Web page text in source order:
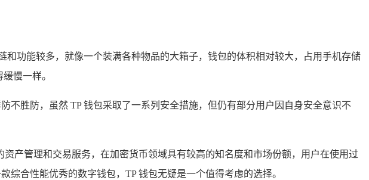
功能较多，就像一个装满各种物品的大箱子，钱包的体积相对较大，占用手机存储
慢一样。
胜防，虽然 TP 钱包采取了一系列安全措施，但仍有部分用户因自身安全意识不
产管理和交易服务，在加密货币领域具有较高的知名度和市场份额，用户在使用过
合性能优秀的数字钱包，TP 钱包无疑是一个值得考虑的选择。